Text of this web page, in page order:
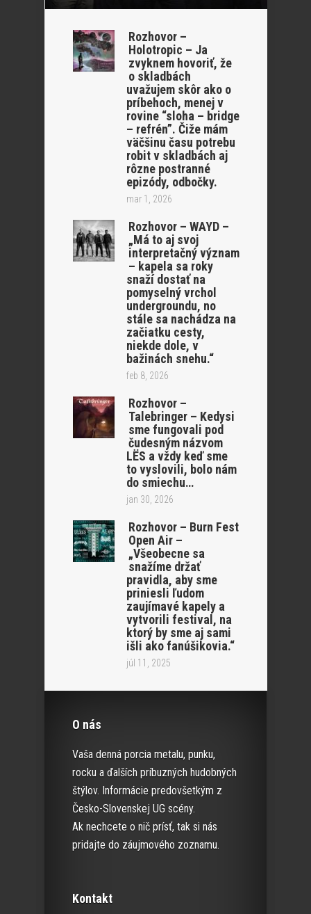
Rozhovor –
Holotropic – Ja
zvyknem hovoriť, že
o skladbách
uvažujem skôr ako o
príbehoch, menej v
rovine “sloha – bridge
– refrén”. Čiže mám
väčšinu času potrebu
robit v skladbách aj
rôzne postranné
epizódy, odbočky.
mar 1, 2026
Rozhovor – WAYD –
„Má to aj svoj
interpretačný význam
– kapela sa roky
snaží dostať na
pomyselný vrchol
undergroundu, no
stále sa nachádza na
začiatku cesty,
niekde dole, v
bažinách snehu.“
feb 8, 2026
Rozhovor –
Talebringer – Kedysi
sme fungovali pod
čudesným názvom
LËS a vždy keď sme
to vyslovili, bolo nám
do smiechu…
jan 30, 2026
Rozhovor – Burn Fest
Open Air –
„Všeobecne sa
snažíme držať
pravidla, aby sme
priniesli ľudom
zaujímavé kapely a
vytvorili festival, na
ktorý by sme aj sami
išli ako fanúšikovia.“
júl 11, 2025
O nás
Vaša denná porcia metalu, punku,
rocku a ďalších príbuzných hudobných
štýlov. Informácie predovšetkým z
Česko-Slovenskej UG scény.
Ak nechcete o nič prísť, tak si nás
pridajte do záujmového zoznamu.
Kontakt